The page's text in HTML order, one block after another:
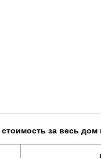
за весь дом